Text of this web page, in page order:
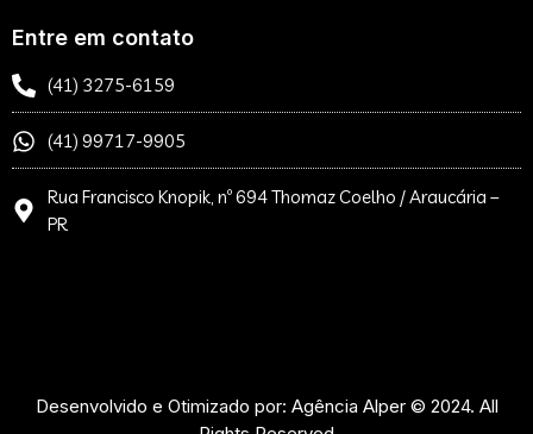
Entre em contato
(41) 3275-6159
(41) 99717-9905
Rua Francisco Knopik, nº 694 Thomaz Coelho / Araucária –
PR
Desenvolvido e Otimizado por: Agência Alper © 2024. All